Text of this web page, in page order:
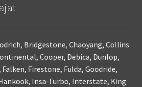
Bridgestone, Chaoyang, Collins
Cooper, Debica, Dunlop,
Firestone, Fulda, Goodride,
Insa-Turbo, Interstate, King